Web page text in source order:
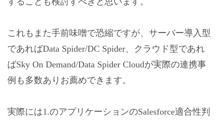
これもまた手前味噌で恐縮ですが、サーバー導入型
であればData Spider/DC Spider、クラウド型であれ
ばSky On Demand/Data Spider Cloudが実際の連携事
例も多数ありお薦めできます。
実際には1.のアプリケーションのSalesforce適合性判